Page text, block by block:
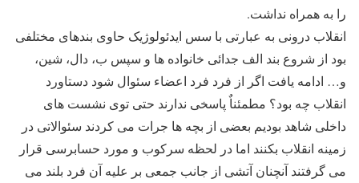
را به همراه نداشت.
انقلاب درونی به عبارتی با سس ایدئولوژیک حاوی بندهای مختلفی
بود از شروع بند الف جدائی خانواده ها و سپس ب، دال، شین،
و… ادامه یافت اگر از فرد فرد اعضاء سئوال شود دستاورد
انقلاب چه بود؟ مطمئناٌ پاسخی ندارند حتی توی نشست های
داخلی شاهد بودیم بعضی از بچه ها جرات می کردند سئوالاتی در
زمینه انقلاب بکنند اما در لحظه سرکوب و مورد حسابرسی قرار
می گرفتند آنچنان آتشی از جانب جمعی بر علیه آن فرد بلند می